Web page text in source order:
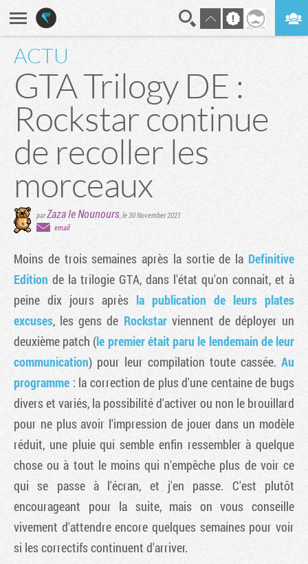
ACTU
GTA Trilogy DE :
Rockstar continue
de recoller les
morceaux
parZaza le Nounours,le 30 November 2021
email
Moins de trois semaines après la sortie de la Definitive
Edition de la trilogie GTA, dans l'état qu'on connait, et à
peine dix jours après la publication de leurs plates
excuses, les gens de Rockstar viennent de déployer un
deuxième patch (le premier était paru le lendemain de leur
communication) pour leur compilation toute cassée. Au
programme : la correction de plus d'une centaine de bugs
divers et variés, la possibilité d'activer ou non le brouillard
pour ne plus avoir l'impression de jouer dans un modèle
réduit, une pluie qui semble enfin ressembler à quelque
chose ou à tout le moins qui n'empêche plus de voir ce
qui se passe à l'écran, et j'en passe. C'est plutôt
encourageant pour la suite, mais on vous conseille
vivement d'attendre encore quelques semaines pour voir
si les correctifs continuent d'arriver.